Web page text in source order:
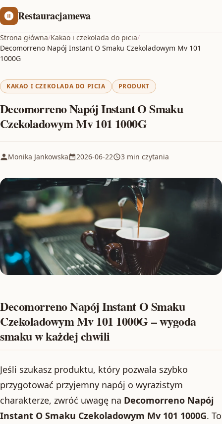
Restauracjamewa
Strona główna/Kakao i czekolada do picia/
Decomorreno Napój Instant O Smaku Czekoladowym Mv 101
1000G
KAKAO I CZEKOLADA DO PICIA PRODUKT
Decomorreno Napój Instant O Smaku
Czekoladowym Mv 101 1000G
Monika Jankowska 2026-06-22 3 min czytania
Decomorreno Napój Instant O Smaku
Czekoladowym Mv 101 1000G – wygoda
smaku w każdej chwili
Jeśli szukasz produktu, który pozwala szybko
przygotować przyjemny napój o wyrazistym
charakterze, zwróć uwagę na Decomorreno Napój
Instant O Smaku Czekoladowym Mv 101 1000G. To